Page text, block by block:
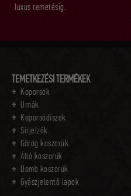
luxus temetésig.
TEMETKEZÉSI TERMÉKEK
Koporsók
Urnák
Koporsódíszek
Sírjelzők
Görög koszorúk
Álló koszorúk
Domb koszorúk
Gyászjelentő lapok